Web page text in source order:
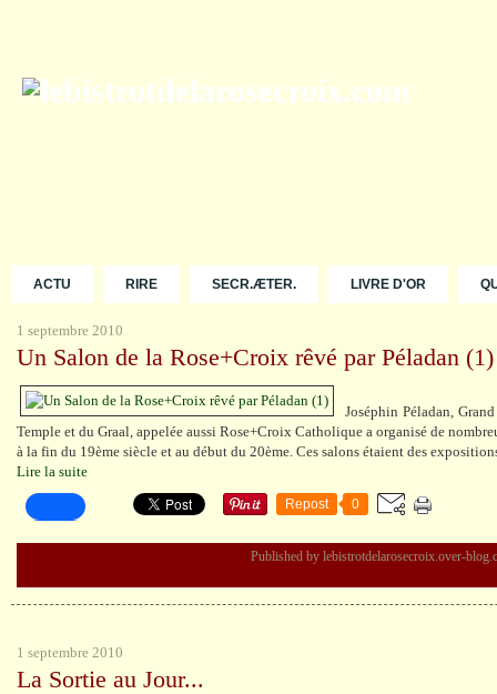
ACTU RIRE SECR.ÆTER. LIVRE D'OR
1 septembre 2010
Un Salon de la Rose+Croix rêvé par Péladan (1)
Joséphin Péladan,
Temple et du Graal, appelée aussi Rose+Croix Catholique a organisé de
à la fin du 19ème siècle et au début du 20ème. Ces salons étaient des
Lire la suite
Repost 0
Published by lebistrotdelarosecroix.over-
1 septembre 2010
La Sortie au Jour...